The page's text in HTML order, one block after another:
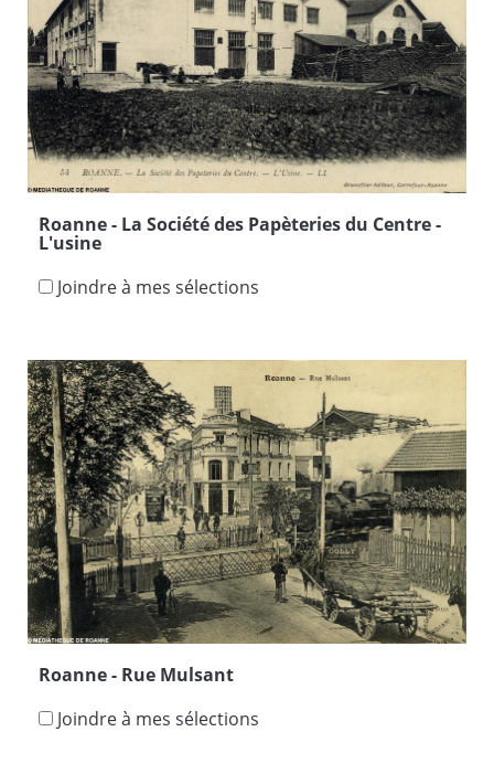
Roanne - La Société des Papèteries du Centre -
L'usine
Joindre à mes sélections
Roanne - Rue Mulsant
Joindre à mes sélections